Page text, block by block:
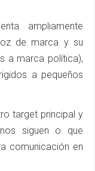
ampliamente
de marca y su
a marca política),
a pequeños
target principal y
siguen o que
comunicación en